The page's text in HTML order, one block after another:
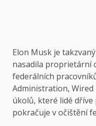
Elon Musk je takzvaný
nasadila proprietární
federálních
Administration,
úkolů, které lidé dříve
pokračuje v očištění